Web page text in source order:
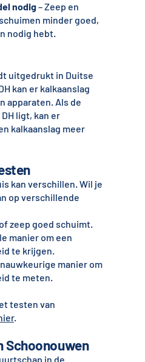
nodig– Zeep en
minder goed,
nodig hebt.
uitgedrukt in Duitse
kan er kalkaanslag
apparaten. Als de
ligt, kan er
kalkaanslag meer
kan verschillen. Wil je
op verschillende
zeep goed schuimt.
manier om een
te krijgen.
manier om
te meten.
testen van
.
Schoonouwen
in de